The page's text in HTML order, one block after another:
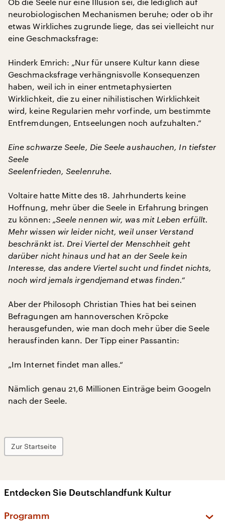
neurobiologischen Mechanismen beruhe; oder ob ihr
etwas Wirkliches zugrunde liege, das sei vielleicht nur
eine Geschmacksfrage:
Hinderk Emrich: „Nur für unsere Kultur kann diese
Geschmacksfrage verhängnisvolle Konsequenzen
haben, weil ich in einer entmetaphysierten
Wirklichkeit, die zu einer nihilistischen Wirklichkeit
wird, keine Regularien mehr vorfinde, um bestimmte
Entfremdungen, Entseelungen noch aufzuhalten.“
Eine schwarze Seele, Die Seele aushauchen, In tiefster
Seele
Seelenfrieden, Seelenruhe.
Voltaire hatte Mitte des 18. Jahrhunderts keine
Hoffnung, mehr über die Seele in Erfahrung bringen
zu können: „Seele nennen wir, was mit Leben erfüllt.
Mehr wissen wir leider nicht, weil unser Verstand
beschränkt ist. Drei Viertel der Menschheit geht
darüber nicht hinaus und hat an der Seele kein
Interesse, das andere Viertel sucht und findet nichts,
noch wird jemals irgendjemand etwas finden.“
Aber der Philosoph Christian Thies hat bei seinen
Befragungen am hannoverschen Kröpcke
herausgefunden, wie man doch mehr über die Seele
herausfinden kann. Der Tipp einer Passantin:
„Im Internet findet man alles.“
Nämlich genau 21,6 Millionen Einträge beim Googeln
nach der Seele.
Zur Startseite
Entdecken Sie Deutschlandfunk Kultur
Programm